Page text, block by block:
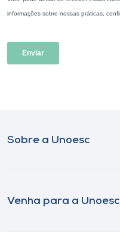
Sobre a Unoesc
Venha para a Unoesc